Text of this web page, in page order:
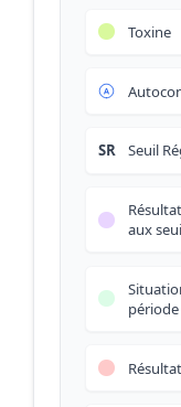
Toxine
SR Seuil
aux
période